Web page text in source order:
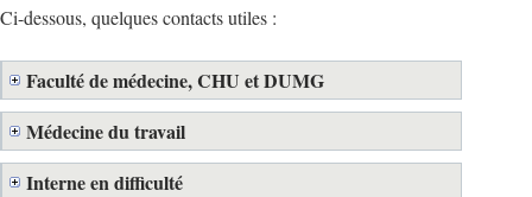
Ci-dessous, quelques contacts utiles :
Faculté de médecine, CHU et DUMG
Médecine du travail
Interne en difficulté